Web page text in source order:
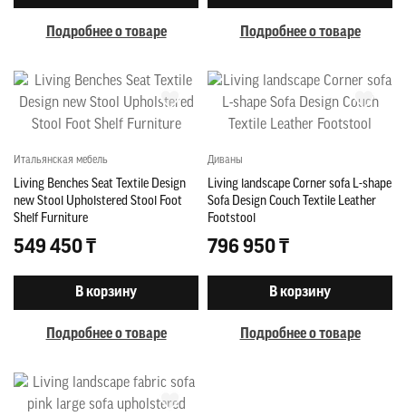
Подробнее о товаре Подробнее о товаре
Итальянская мебель
Living Benches Seat Textile Design
new Stool Upholstered Stool Foot
Shelf Furniture
549 450 ₸
В корзину
Подробнее о товаре
Диваны
Living landscape Corner sofa L-shape
Sofa Design Couch Textile Leather
Footstool
796 950 ₸
В корзину
Подробнее о товаре